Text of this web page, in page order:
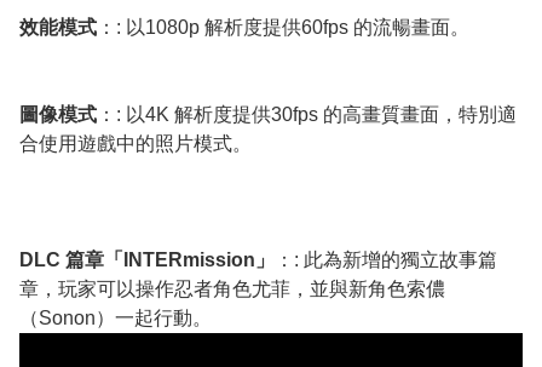
效能模式 ：: 以1080p 解析度提供60fps 的流暢畫面。
圖像模式 ：: 以4K 解析度提供30fps 的高畫質畫面，特別適
合使用遊戲中的照片模式。
DLC 篇章「INTERmission」
：: 此為新增的獨立故事篇
章，玩家可以操作忍者角色尤菲，並與新角色索儂
（Sonon）一起行動。